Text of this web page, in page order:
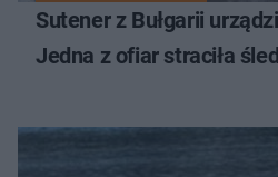
Sutener z Bułgarii
Jedna z ofiar straciła